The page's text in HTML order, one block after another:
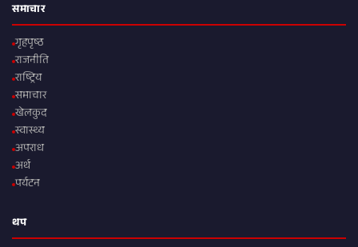
समाचार
गृहपृष्ठ
राजनीति
राष्ट्रिय
समाचार
खेलकुद
स्वास्थ्य
अपराध
अर्थ
पर्यटन
थप